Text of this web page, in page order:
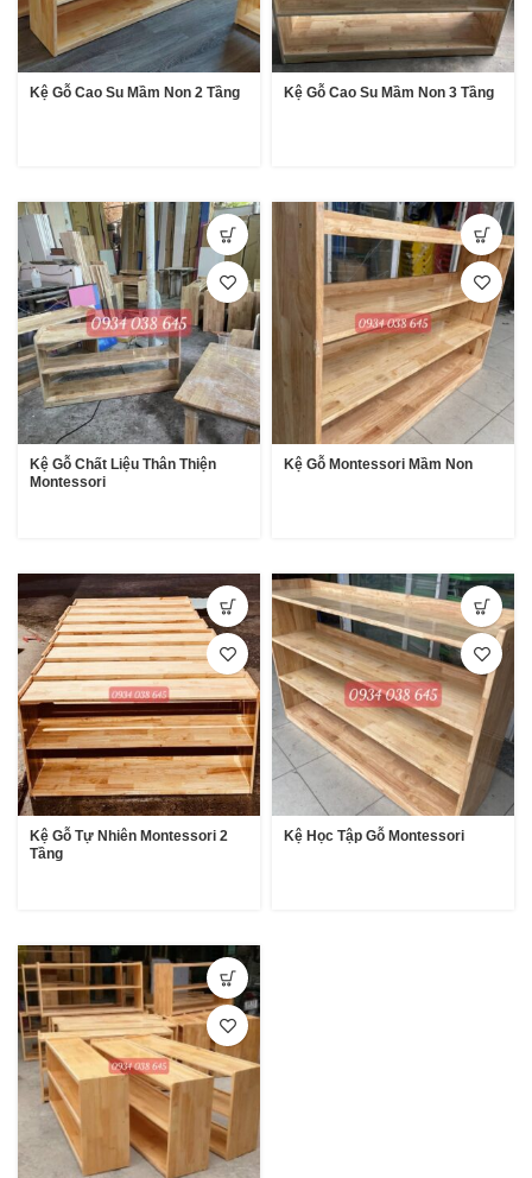
Kệ Gỗ Cao Su Mầm Non 2 Tầng Kệ Gỗ Cao Su Mầm Non 3 Tầng
Kệ Gỗ Chất Liệu Thân Thiện
Montessori
Kệ Gỗ Montessori Mầm Non
Kệ Gỗ Tự Nhiên Montessori 2
Tầng
Kệ Học Tập Gỗ Montessori